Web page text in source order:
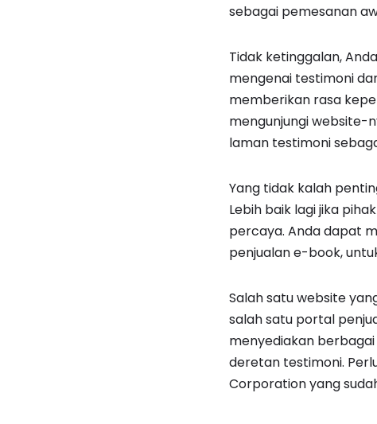
sebagai pemesanan
Tidak ketinggalan,
mengenai testimoni
memberikan rasa
mengunjungi website-
laman testimoni
Yang tidak kalah
Lebih baik lagi jika
percaya. Anda dapat
penjualan e-book,
Salah satu website
salah satu portal
menyediakan
deretan testimoni.
Corporation yang